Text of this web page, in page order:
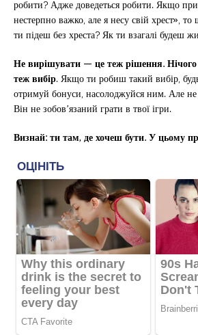
робити? Адже доведеться робити. Якщо
нестерпно важко, але я несу свій хрест»,
ти підеш без хреста? Як ти взагалі будеш
Не вирішувати — це теж рішення.
теж вибір. Якщо ти робиш такий вибір,
отримуй бонуси, насолоджуйся ним. Але
Він не зобов’язаний грати в твої ігри.
Визнай: ти там, де хочеш бути. У цьому